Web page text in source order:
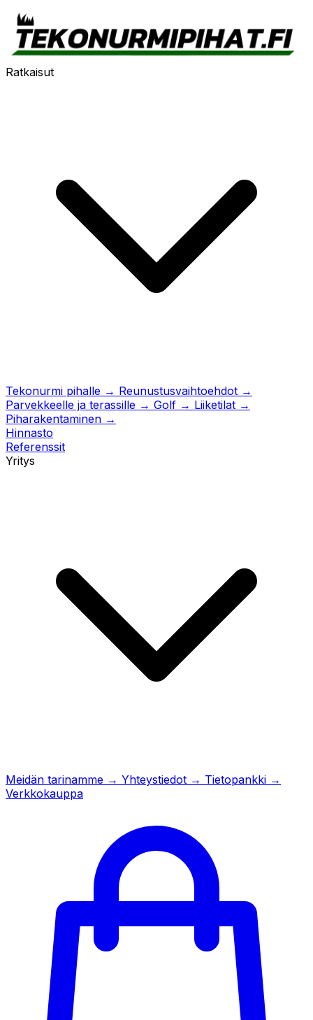
Ratkaisut
Tekonurmi pihalle → Reunustusvaihtoehdot →
Parvekkeelle ja terassille → Golf → Liiketilat →
Piharakentaminen →
Hinnasto
Referenssit
Yritys
Meidän tarinamme → Yhteystiedot → Tietopankki →
Verkkokauppa